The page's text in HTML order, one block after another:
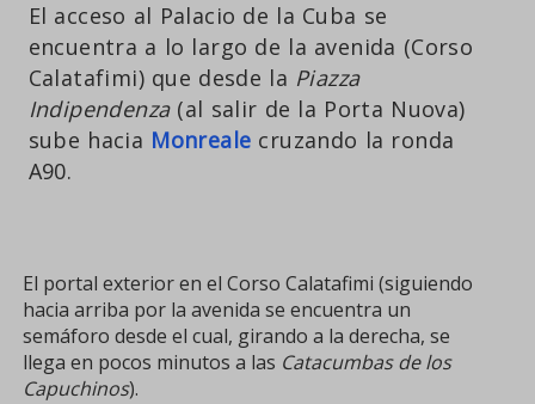
El acceso al Palacio de la Cuba se
encuentra a lo largo de la avenida (Corso
Calatafimi) que desde la Piazza
Indipendenza(al salir de la Porta Nuova)
sube hacia Monreale cruzando la ronda
A90.
El portal exterior en el Corso Calatafimi (siguiendo
hacia arriba por la avenida se encuentra un
semáforo desde el cual, girando a la derecha, se
llega en pocos minutos a las Catacumbas de los
Capuchinos).